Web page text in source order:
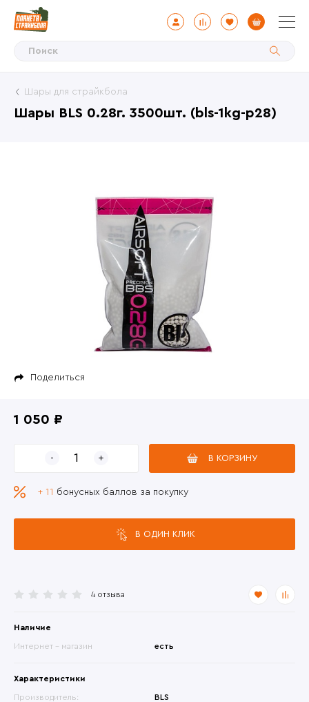
Шары BLS 0.28г. 3500шт. (bls-1kg-p28)
Шары для страйкбола
Поделиться
4 отзыва
Наличие
Интернет - магазин есть
Характеристики
Производитель:
BLS
1 050 ₽
В КОРЗИНУ
+ 11 бонусных баллов за покупку
В ОДИН КЛИК